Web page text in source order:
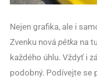
Nejen grafika, ale i
Zvenku nová pětka na
každého úhlu. Vždyť i
podobný. Podívejte se